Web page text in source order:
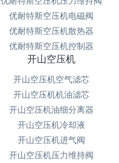
优耐特斯空压机电磁阀
优耐特斯空压机散热器
优耐特斯空压机控制器
开山空压机
开山空压机空气滤芯
开山空压机机油滤芯
开山空压机油细分离器
开山空压机冷却液
开山空压机进气阀
开山空压机压力维持阀